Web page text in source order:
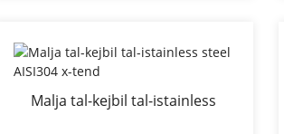
Inossidabbli Xibka tal-Barriera
kontra l-Fdalijiet tal-Blat
Malja tal-kejbil tal-istainless